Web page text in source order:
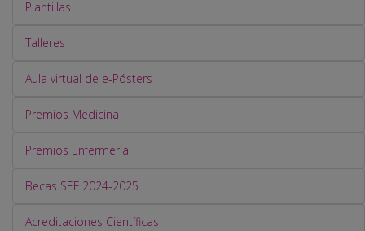
Plantillas
Talleres
Aula virtual de e-Pósters
Premios Medicina
Premios Enfermería
Becas SEF 2024-2025
Acreditaciones Científicas